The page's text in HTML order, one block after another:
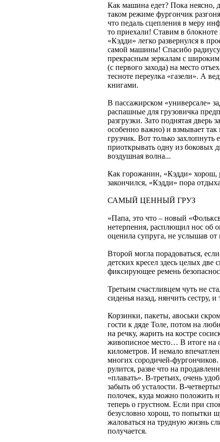
Как машина едет? Пока неясно,
таком режиме фургончик
что педаль сцепления в меру
то приехали! Ставим в
«Кэдди» легко развернулся в
самой машины! Спасибо
прекрасным зеркалам с
(с первого захода) на место
тесноте переулка «газели». А
книгами.
В пассажирском «универсале»
распашные для грузовичка
разгрузки. Зато поднятая дверь
особенно важно) и взмывает
грузчик. Вот только захлопнуть
приоткрывать одну из боковых
воздушная волна...
Как горожанин, «Кэдди» хорош,
закончился, «Кэдди» пора
САМЫЙ ЦЕННЫЙ ГРУЗ
«Папа, это что – новый
нетерпения, расплющил нос об
оценила супруга, не услышав от
Второй могла порадоваться,
детских кресел здесь целых
фиксирующее ремень
Третьим счастливцем чуть не
сиденья назад, нянчить сестру,
Корзинки, пакеты, авоськи
гости к дяде Толе, потом на
на речку, жарить на костре
живописное место… В итоге на
километров. И немало
многих сородичей-
рулится, разве что на
«плавать». В-третьих, очень
забыть об усталости. В-
полочек, куда можно положить
теперь о грустном. Если при
безусловно хорош, то попытки
жаловаться на трудную жизнь
получается.